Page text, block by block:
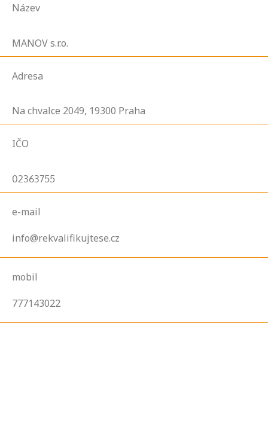
Název
MANOV s.r.o.
Adresa
Na chvalce 2049, 19300 Praha
IČO
02363755
e-mail
info@rekvalifikujtese.cz
mobil
777143022